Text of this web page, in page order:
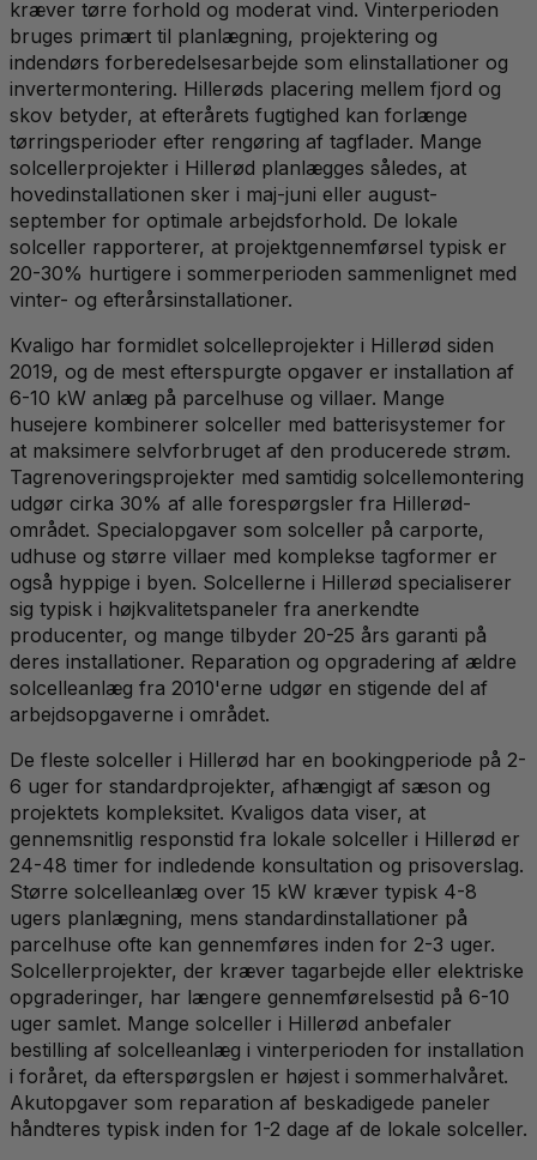
kræver tørre forhold og moderat vind. Vinterperioden
bruges primært til planlægning, projektering og
indendørs forberedelsesarbejde som elinstallationer og
invertermontering. Hillerøds placering mellem fjord og
skov betyder, at efterårets fugtighed kan forlænge
tørringsperioder efter rengøring af tagflader. Mange
solcellerprojekter i Hillerød planlægges således, at
hovedinstallationen sker i maj-juni eller august-
september for optimale arbejdsforhold. De lokale
solceller rapporterer, at projektgennemførsel typisk er
20-30% hurtigere i sommerperioden sammenlignet med
vinter- og efterårsinstallationer.
Kvaligo har formidlet solcelleprojekter i Hillerød siden
2019, og de mest efterspurgte opgaver er installation af
6-10 kW anlæg på parcelhuse og villaer. Mange
husejere kombinerer solceller med batterisystemer for
at maksimere selvforbruget af den producerede strøm.
Tagrenoveringsprojekter med samtidig solcellemontering
udgør cirka 30% af alle forespørgsler fra Hillerød-
området. Specialopgaver som solceller på carporte,
udhuse og større villaer med komplekse tagformer er
også hyppige i byen. Solcellerne i Hillerød specialiserer
sig typisk i højkvalitetspaneler fra anerkendte
producenter, og mange tilbyder 20-25 års garanti på
deres installationer. Reparation og opgradering af ældre
solcelleanlæg fra 2010'erne udgør en stigende del af
arbejdsopgaverne i området.
De fleste solceller i Hillerød har en bookingperiode på 2-
6 uger for standardprojekter, afhængigt af sæson og
projektets kompleksitet. Kvaligos data viser, at
gennemsnitlig responstid fra lokale solceller i Hillerød er
24-48 timer for indledende konsultation og prisoverslag.
Større solcelleanlæg over 15 kW kræver typisk 4-8
ugers planlægning, mens standardinstallationer på
parcelhuse ofte kan gennemføres inden for 2-3 uger.
Solcellerprojekter, der kræver tagarbejde eller elektriske
opgraderinger, har længere gennemførelsestid på 6-10
uger samlet. Mange solceller i Hillerød anbefaler
bestilling af solcelleanlæg i vinterperioden for installation
i foråret, da efterspørgslen er højest i sommerhalvåret.
Akutopgaver som reparation af beskadigede paneler
håndteres typisk inden for 1-2 dage af de lokale solceller.